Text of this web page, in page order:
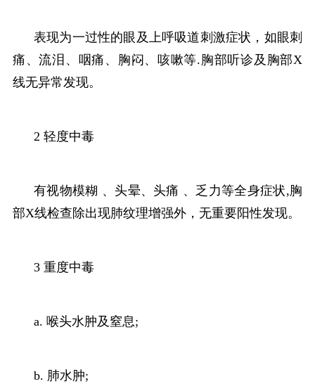
表现为一过性的眼及上呼吸道刺激症状，如眼刺
痛、流泪、咽痛、胸闷、咳嗽等.胸部听诊及胸部X
线无异常发现。
2 轻度中毒
有视物模糊 、头晕、头痛 、乏力等全身症状,胸
部X线检查除出现肺纹理增强外，无重要阳性发现。
3 重度中毒
a. 喉头水肿及窒息;
b. 肺水肿;